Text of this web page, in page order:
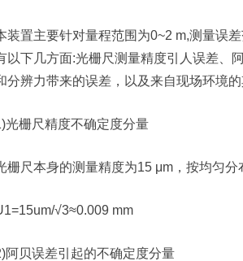
主要针对量程范围为0~2 m,测量误差
以下几方面:光栅尺测量精度引人误差、
分辨力带来的误差，以及来自现场环境
栅尺精度不确定度分量
本身的测量精度为15 μm，按均匀分
√3≈0.009 mm
误差引起的不确定度分量